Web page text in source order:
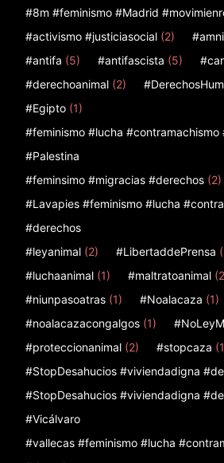
#8m #feminismo #Madrid
#activismo #justiciasocial (2)
#antifa (5) #antifascista (5)
#derechoanimal (2)
#Egipto (1)
#feminismo #lucha #contramachismo
#Palestina
#feminsimo #migracias #derechos (2)
#Lavapies #feminismo #lucha
#derechos
#leyanimal (2) #LibertaddePrensa
#luchaanimal (1) #maltratoanimal
#niunpasoatras (1) #Noalacaza (1)
#noalacazacongalgos (1)
#proteccionanimal (2) #stopcaza
#StopDesahucios #viviendadigna
#StopDesahucios #viviendadigna
#Vicálvaro
#vallecas #feminismo #lucha